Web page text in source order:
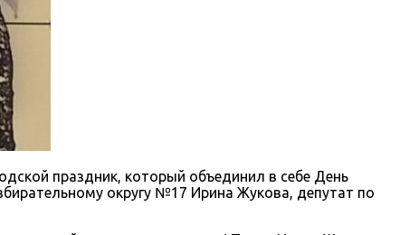
праздник, который объединил в себе День
округу №17 Ирина Жукова, депутат по